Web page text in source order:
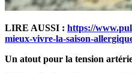
LIRE AUSSI : https://
mieux-vivre-la-saison-
Un atout pour la tension